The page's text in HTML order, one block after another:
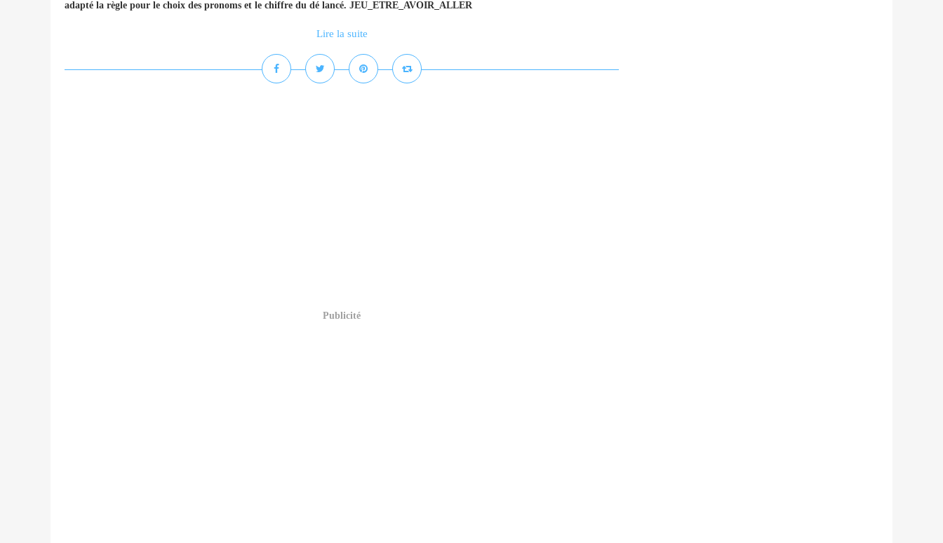
adapté la règle pour le choix des pronoms et le chiffre du dé lancé. JEU_ETRE_AVOIR_ALLER
Lire la suite
Publicité